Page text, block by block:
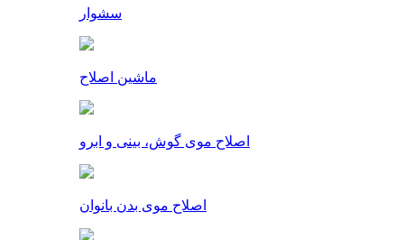
سشوار
ماشین اصلاح
اصلاح موی گوش، بینی و ابرو
اصلاح موی بدن بانوان